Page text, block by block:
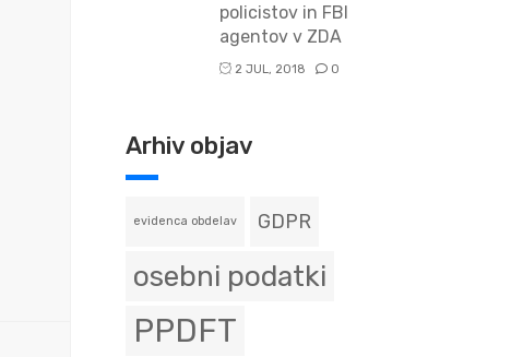
policistov in FBI
agentov v ZDA
2 JUL, 2018 0
Arhiv objav
evidenca obdelav GDPR
osebni podatki
PPDFT